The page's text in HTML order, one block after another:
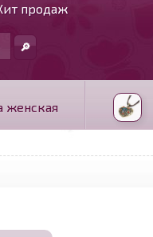
продаж
женская